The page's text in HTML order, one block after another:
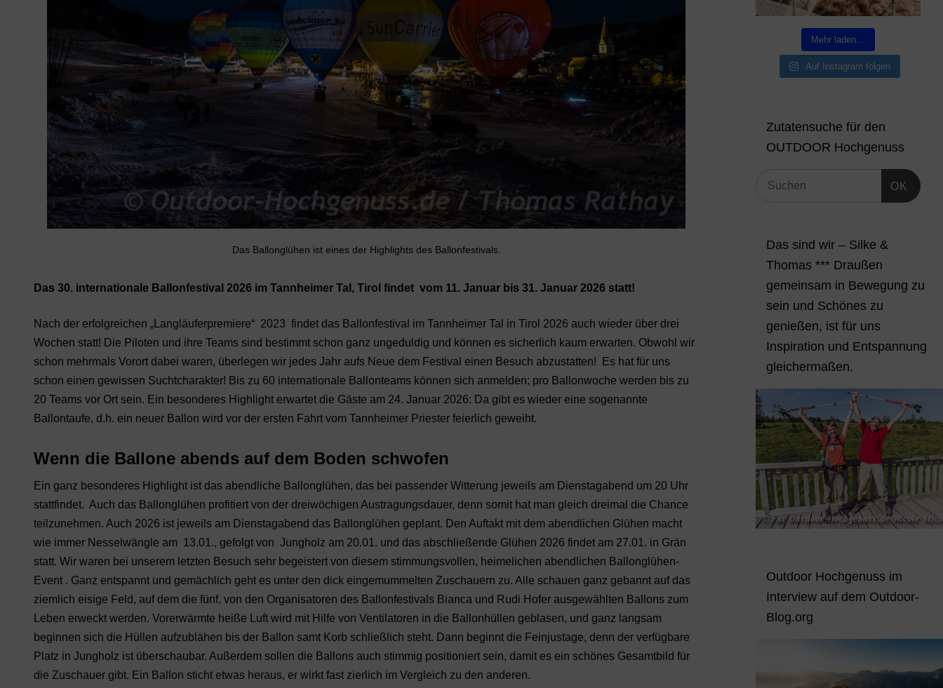
Das Ballonglühen ist eines der Highlights des Ballonfestivals.
Das 30. internationale Ballonfestival 2026 im Tannheimer Tal, Tirol findet vom 11. Januar bis 31. Januar 2026 statt!
Nach der erfolgreichen „Langläuferpremiere“ 2023 findet das Ballonfestival im Tannheimer Tal in Tirol 2026 auch wieder über drei
Wochen statt! Die Piloten und ihre Teams sind bestimmt schon ganz ungeduldig und können es sicherlich kaum erwarten. Obwohl wir
schon mehrmals Vorort dabei waren, überlegen wir jedes Jahr aufs Neue dem Festival einen Besuch abzustatten! Es hat für uns
schon einen gewissen Suchtcharakter! Bis zu 60 internationale Ballonteams können sich anmelden; pro Ballonwoche werden bis zu
20 Teams vor Ort sein. Ein besonderes Highlight erwartet die Gäste am 24. Januar 2026: Da gibt es wieder eine sogenannte
Ballontaufe, d.h. ein neuer Ballon wird vor der ersten Fahrt vom Tannheimer Priester feierlich geweiht.
Wenn die Ballone abends auf dem Boden schwofen
Ein ganz besonderes Highlight ist das abendliche Ballonglühen, das bei passender Witterung jeweils am Dienstagabend um 20 Uhr
stattfindet. Auch das Ballonglühen profitiert von der dreiwöchigen Austragungsdauer, denn somit hat man gleich dreimal die Chance
teilzunehmen. Auch 2026 ist jeweils am Dienstagabend das Ballonglühen geplant. Den Auftakt mit dem abendlichen Glühen macht
wie immer Nesselwängle am 13.01., gefolgt von Jungholz am 20.01. und das abschließende Glühen 2026 findet am 27.01. in Grän
statt. Wir waren bei unserem letzten Besuch sehr begeistert von diesem stimmungsvollen, heimelichen abendlichen Ballonglühen-
Event . Ganz entspannt und gemächlich geht es unter den dick eingemummelten Zuschauern zu. Alle schauen ganz gebannt auf das
ziemlich eisige Feld, auf dem die fünf, von den Organisatoren des Ballonfestivals Bianca und Rudi Hofer ausgewählten Ballons zum
Leben erweckt werden. Vorerwärmte heiße Luft wird mit Hilfe von Ventilatoren in die Ballonhüllen geblasen, und ganz langsam
beginnen sich die Hüllen aufzublähen bis der Ballon samt Korb schließlich steht. Dann beginnt die Feinjustage, denn der verfügbare
Platz in Jungholz ist überschaubar. Außerdem sollen die Ballons auch stimmig positioniert sein, damit es ein schönes Gesamtbild für
die Zuschauer gibt. Ein Ballon sticht etwas heraus, er wirkt fast zierlich im Vergleich zu den anderen.
Mehr laden…
Auf Instagram folgen
Zutatensuche für den
OUTDOOR Hochgenuss
OK
Das sind wir – Silke &
Thomas *** Draußen
gemeinsam in Bewegung zu
sein und Schönes zu
genießen, ist für uns
Inspiration und Entspannung
gleichermaßen.
Outdoor Hochgenuss im
Interview auf dem Outdoor-
Blog.org